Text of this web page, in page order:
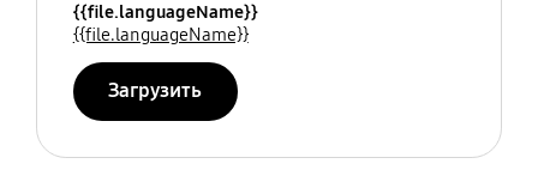
{{file.languageName}}
{{file.languageName}}
Загрузить